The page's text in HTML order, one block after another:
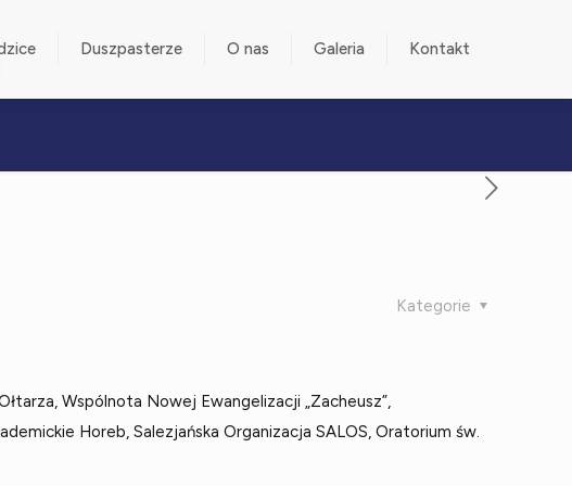
Duszpasterze O nas Galeria Kontakt
Kategorie
Wspólnota Nowej Ewangelizacji „Zacheusz”,
Horeb, Salezjańska Organizacja SALOS, Oratorium św.